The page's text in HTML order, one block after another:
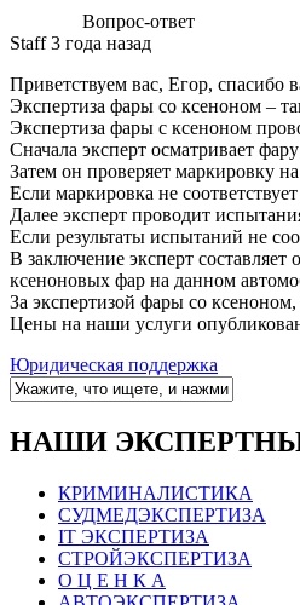
Вопрос-ответ
Staff3 года назад
Приветствуем вас, Егор, спасибо
Экспертиза фары со ксеноном –
Экспертиза фары с ксеноном
Сначала эксперт осматривает
Затем он проверяет маркировку
Если маркировка не
Далее эксперт проводит
Если результаты испытаний не
В заключение эксперт
ксеноновых фар на данном
За экспертизой фары со
Цены на наши услуги
Юридическая поддержка
НАШИ
КРИМИНАЛИСТИКА
СУДМЕДЭКСПЕРТИЗА
IT ЭКСПЕРТИЗА
СТРОЙЭКСПЕРТИЗА
О Ц Е Н К А